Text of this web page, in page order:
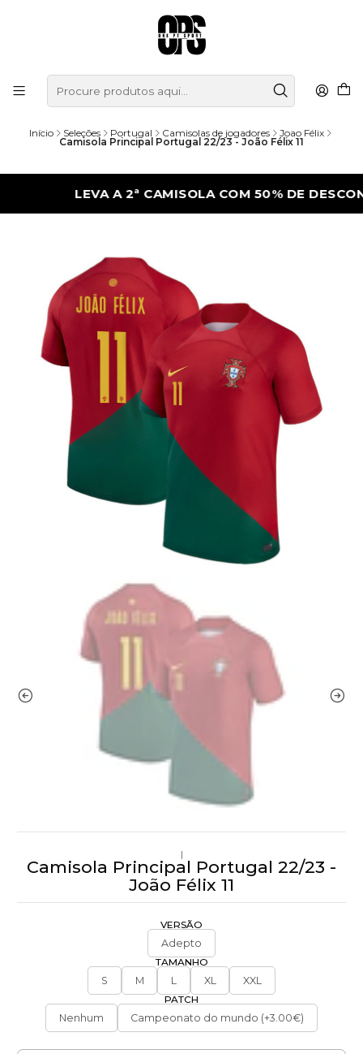
Início Seleções Portugal Camisolas de jogadores Joao Félix
Camisola Principal Portugal 22/23 - João Félix 11
LEVA A 2ª CAMISOLA COM 50% DE DESCONTO
|
Camisola Principal Portugal 22/23 -
João Félix 11
VERSÃO
Adepto
TAMANHO
S
M L XL
XXL
PATCH
Nenhum
Campeonato do mundo (+3.00€)